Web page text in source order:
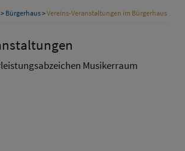
> Bürgerhaus>Vereins-Veranstaltungen im Bürgerhaus
Musikerraum